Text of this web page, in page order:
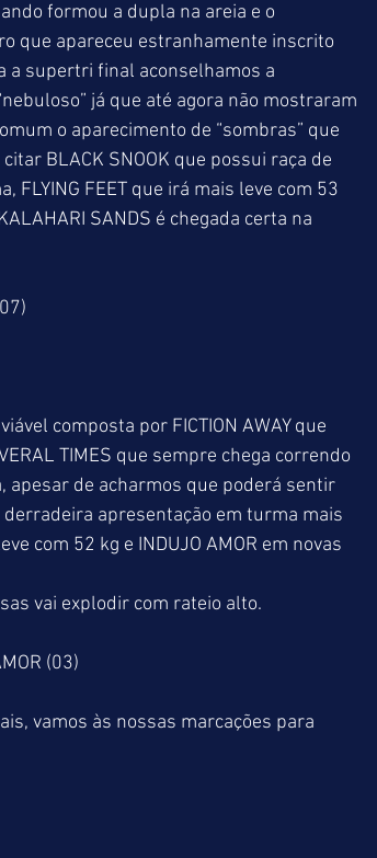
formou a dupla na areia e o
que apareceu estranhamente inscrito
a supertri final aconselhamos a
já que até agora não mostraram
o aparecimento de “sombras” que
BLACK SNOOK que possui raça de
FLYING FEET que irá mais leve com 53
SANDS é chegada certa na
composta por FICTION AWAY que
TIMES que sempre chega correndo
apesar de acharmos que poderá sentir
apresentação em turma mais
com 52 kg e INDUJO AMOR em novas
vai explodir com rateio alto.
(03)
vamos às nossas marcações para